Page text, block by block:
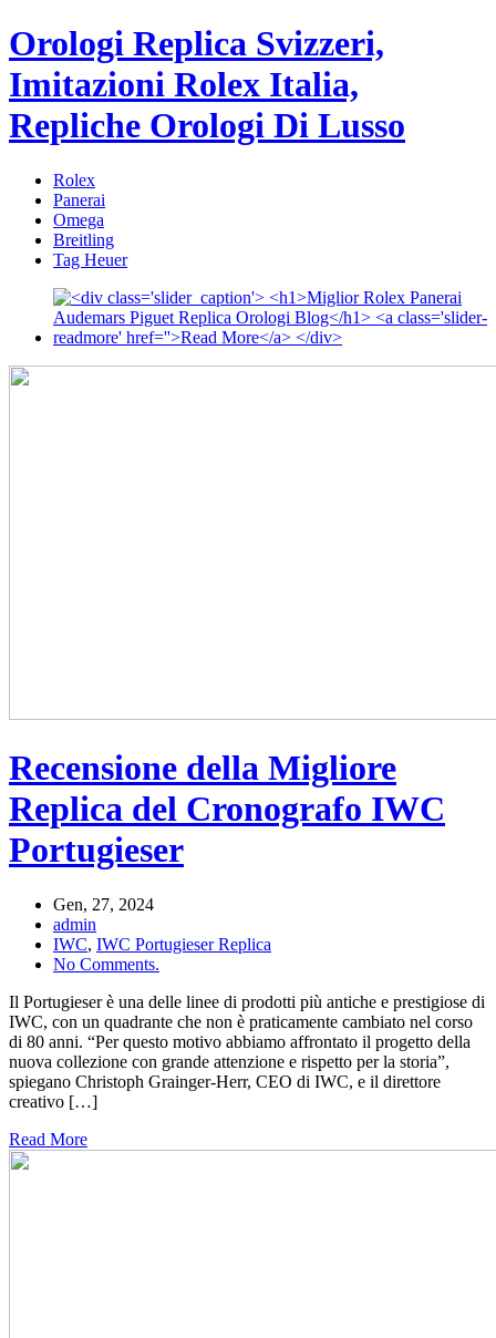
Orologi Replica Svizzeri,
Imitazioni Rolex Italia,
Repliche Orologi Di Lusso
Rolex
Panerai
Omega
Breitling
Tag Heuer
Recensione della Migliore
Replica del Cronografo IWC
Portugieser
Gen, 27, 2024
admin
IWC, IWC Portugieser Replica
No Comments.
Il Portugieser è una delle linee di prodotti più antiche e prestigiose di
IWC, con un quadrante che non è praticamente cambiato nel corso
di 80 anni. “Per questo motivo abbiamo affrontato il progetto della
nuova collezione con grande attenzione e rispetto per la storia”,
spiegano Christoph Grainger-Herr, CEO di IWC, e il direttore
creativo […]
Read More